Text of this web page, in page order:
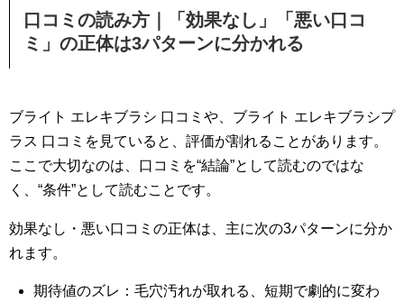
口コミの読み方｜「効果なし」「悪い口コ
ミ」の正体は3パターンに分かれる
ブライト エレキブラシ 口コミや、ブライト エレキブラシプ
ラス 口コミを見ていると、評価が割れることがあります。
ここで大切なのは、口コミを“結論”として読むのではな
く、“条件”として読むことです。
効果なし・悪い口コミの正体は、主に次の3パターンに分か
れます。
期待値のズレ：毛穴汚れが取れる、短期で劇的に変わ